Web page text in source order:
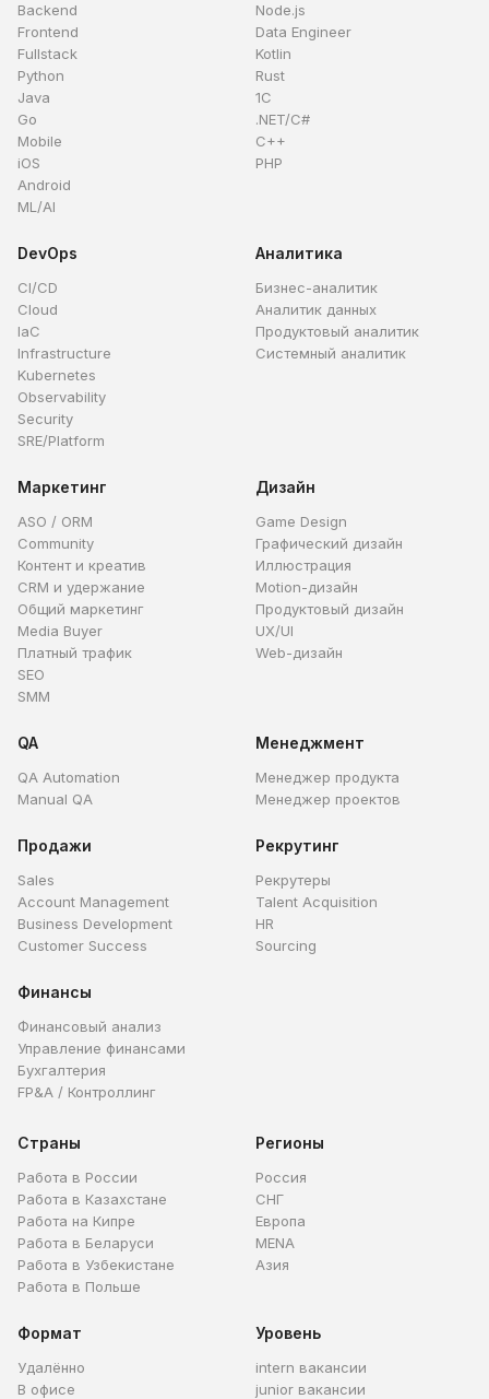
Backend
Frontend
Fullstack
Python
Java
Go
Mobile
iOS
Android
ML/AI
Node.js
Data Engineer
Kotlin
Rust
1C
.NET/C#
C++
PHP
DevOps
CI/CD
Cloud
IaC
Infrastructure
Kubernetes
Observability
Security
SRE/Platform
Аналитика
Бизнес-аналитик
Аналитик данных
Продуктовый аналитик
Системный аналитик
Маркетинг
ASO / ORM
Community
Контент и креатив
CRM и удержание
Общий маркетинг
Media Buyer
Платный трафик
SEO
SMM
Дизайн
Game Design
Графический дизайн
Иллюстрация
Motion-дизайн
Продуктовый дизайн
UX/UI
Web-дизайн
QA
QA Automation
Manual QA
Менеджмент
Менеджер продукта
Менеджер проектов
Продажи
Sales
Account Management
Business Development
Customer Success
Рекрутинг
Рекрутеры
Talent Acquisition
HR
Sourcing
Финансы
Финансовый анализ
Управление финансами
Бухгалтерия
FP&A / Контроллинг
Страны
Работа в России
Работа в Казахстане
Работа на Кипре
Работа в Беларуси
Работа в Узбекистане
Работа в Польше
Регионы
Россия
СНГ
Европа
MENA
Азия
Формат
Удалённо
В офисе
Уровень
intern вакансии
junior вакансии